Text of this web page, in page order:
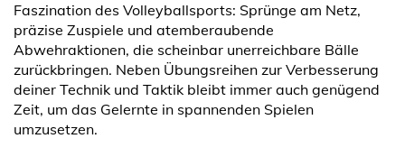
Faszination des Volleyballsports: Sprünge am Netz,
präzise Zuspiele und atemberaubende
Abwehraktionen, die scheinbar unerreichbare Bälle
zurückbringen. Neben Übungsreihen zur Verbesserung
deiner Technik und Taktik bleibt immer auch genügend
Zeit, um das Gelernte in spannenden Spielen
umzusetzen.